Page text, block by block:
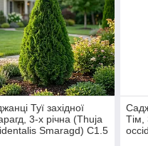
Туї західної
3-х річна (Thuja
Smaragd) С1.5
Тім,